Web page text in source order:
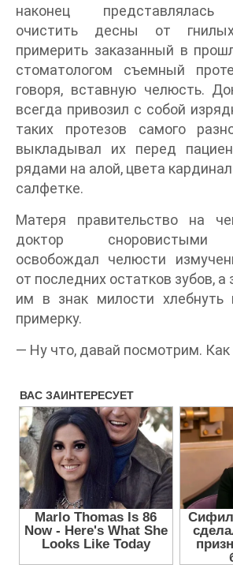
наконец представлялась
очистить десны от
примерить заказанный в
стоматологом съемный
говоря, вставную челюсть.
всегда привозил с собой
таких протезов самого
выкладывал их перед
рядами на алой, цвета
салфетке.
Матеря правительство на
доктор сноровистыми
освобождал челюсти
от последних остатков зубов, а
им в знак милости хлебнуть
примерку.
— Ну что, давай посмотрим. Как